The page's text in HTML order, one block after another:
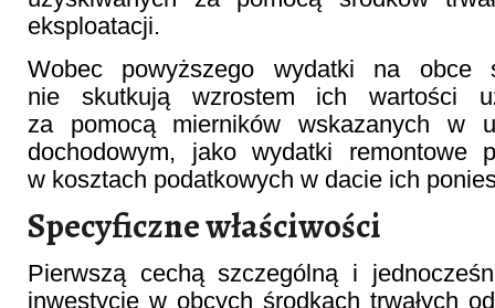
eksploatacji.
Wobec powyższego wydatki na obce
nie skutkują wzrostem ich wartości
za pomocą mierników wskazanych w
dochodowym, jako wydatki remontowe
w kosztach podatkowych w dacie ich
Specyficzne właściwości
Pierwszą cechą szczególną i
inwestycje w obcych środkach trwałych